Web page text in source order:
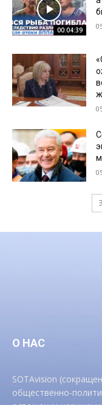
00:04:39
О НАС
SOTAvision
общественно-